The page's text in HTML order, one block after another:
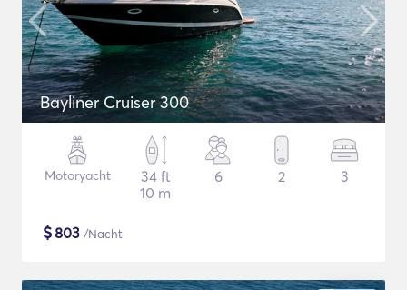
Bayliner Cruiser 300
Motoryacht
34 ft
10 m
6 2 3
$803 /Nacht